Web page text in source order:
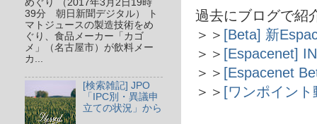
過去にブログで紹
＞＞ [Beta] 新
＞＞ [Espacenet]
＞＞ [Espacenet
＞＞ [ワンポイン
めぐり （2017年3月2日19時
39分 朝日新聞デジタル） ト
マトジュースの製造技術をめ
ぐり、食品メーカー「カゴ
メ」（名古屋市）が飲料メー
カ...
[検索雑記] JPO
「IPC別・異議申
立ての状況」から